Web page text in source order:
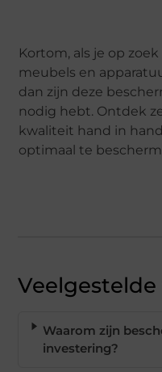
Kortom, als je op
meubels en
dan zijn deze
nodig hebt. Ontdek
kwaliteit hand in
optimaal te
Waarom zijn
investering?